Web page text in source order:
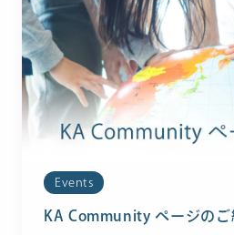
Events
KA Community ページのご